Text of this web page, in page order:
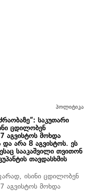
პოლიტიკა
საკუთარი
ცდილობენ
აგვისტოს მოხდა
არა 8 აგვისტოს. ეს
სააკაშვილი თვითონ
თავდასხმის
ისინი ცდილობენ
აგვისტოს მოხდა